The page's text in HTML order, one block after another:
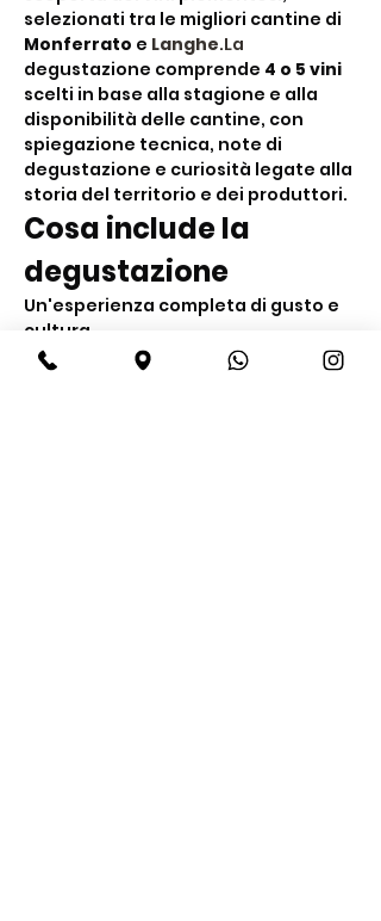
selezionati tra le migliori cantine di
Monferrato e Langhe.La
degustazione comprende 4 o 5 vini
scelti in base alla stagione e alla
disponibilità delle cantine, con
spiegazione tecnica, note di
degustazione e curiosità legate alla
storia del territorio e dei produttori.
Cosa include la
degustazione
Un'esperienza completa di gusto e
cultura
Degustazione di
4 o 5 vini